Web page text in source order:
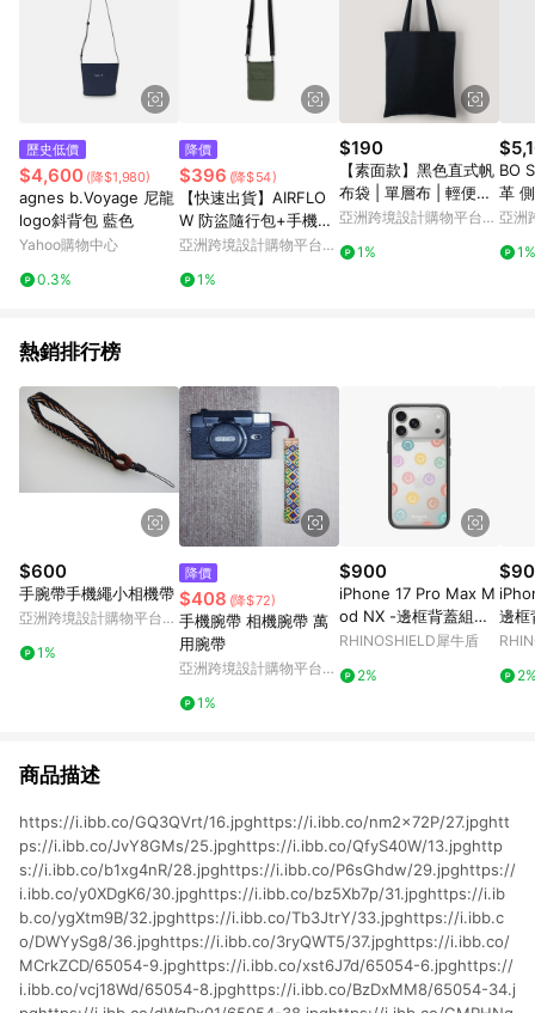
顏色、價位、贈品如與 Pinkoi 商品資訊頁及購物車不符，以
Pinkoi 購物商品資訊頁及購物車標示為準。 10. 點數紅包使用規
則請以點數紅包活動說明為準。 11. 若於 LINE 購物前往 Pinkoi
頁面後才首次下載 Pinkoi APP 並完成訂單，不符合導購資格；承
上，首次下載 Pinkoi APP 後，需透過 LINE 購物前往 Pinkoi 頁
歷史低價
$4,600 (降$1,980)
agnes b.Voyage 尼龍
logo斜背包 藍色
Yahoo購物中心
0.3%
降價
$396 (降$54)
【快速出貨】AIRFLO
W 防盜隨行包+手機背
帶 RFID 極輕 防潑水
亞洲跨境設計購物平台
1%
$190
【素面款】黑色直式帆
布袋 | 單層布 | 輕便款_
台灣製帆布包
亞洲跨境設計購物平台
1%
BO
革
亞洲
1%
熱銷排行榜
$600
手腕帶手機繩小相機帶
亞洲跨境設計購物平台
1%
降價
$408 (降$72)
手機腕帶 相機腕帶 萬
用腕帶
亞洲跨境設計購物平台
1%
$900
iPhone 17 Pro Max M
od NX -邊框背蓋組合
(相機按鈕) 黑 - Knock
RHINOSHIELD犀牛盾
2%
邊框
鈕)
一刻
商品描述
https://i.ibb.co/GQ3QVrt/16.jpghttps://i.ibb.co/nm2x72P/27.jpghtt
ps://i.ibb.co/JvY8GMs/25.jpghttps://i.ibb.co/QfyS40W/13.jpghttp
s://i.ibb.co/b1xg4nR/28.jpghttps://i.ibb.co/P6sGhdw/29.jpghttps://
i.ibb.co/y0XDgK6/30.jpghttps://i.ibb.co/bz5Xb7p/31.jpghttps://i.ib
b.co/ygXtm9B/32.jpghttps://i.ibb.co/Tb3JtrY/33.jpghttps://i.ibb.c
o/DWYySg8/36.jpghttps://i.ibb.co/3ryQWT5/37.jpghttps://i.ibb.co/
MCrkZCD/65054-9.jpghttps://i.ibb.co/xst6J7d/65054-6.jpghttps://
i.ibb.co/vcj18Wd/65054-8.jpghttps://i.ibb.co/BzDxMM8/65054-34.j